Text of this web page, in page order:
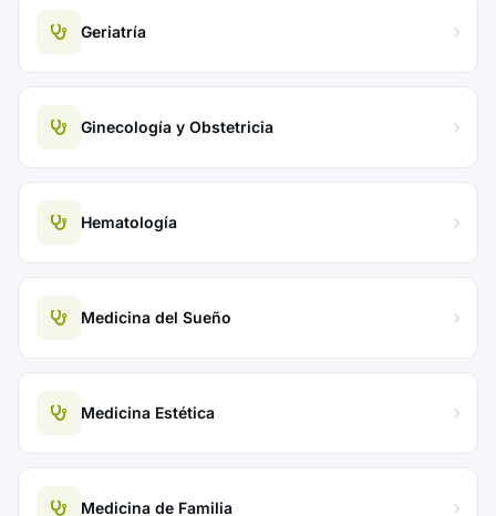
Geriatría
Ginecología y Obstetricia
Hematología
Medicina del Sueño
Medicina Estética
Medicina de Familia